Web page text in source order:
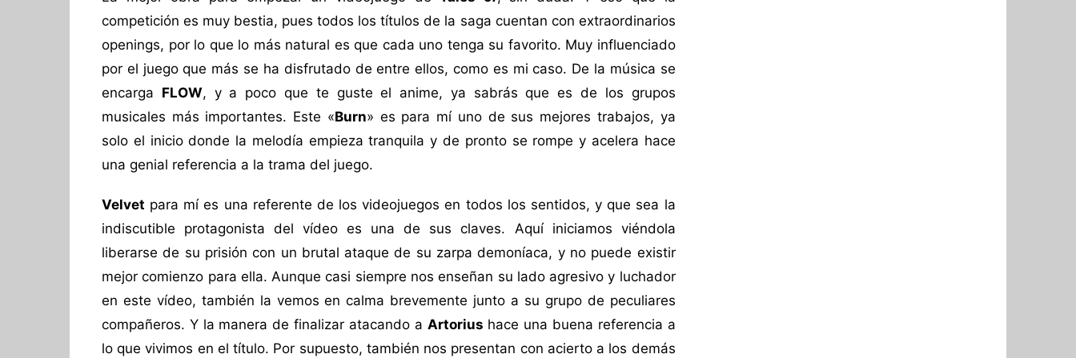
competición es muy bestia, pues todos los títulos de la saga cuentan con extraordinarios
openings, por lo que lo más natural es que cada uno tenga su favorito. Muy influenciado
por el juego que más se ha disfrutado de entre ellos, como es mi caso. De la música se
encarga FLOW, y a poco que te guste el anime, ya sabrás que es de los grupos
musicales más importantes. Este «Burn» es para mí uno de sus mejores trabajos, ya
solo el inicio donde la melodía empieza tranquila y de pronto se rompe y acelera hace
una genial referencia a la trama del juego.
Velvet para mí es una referente de los videojuegos en todos los sentidos, y que sea la
indiscutible protagonista del vídeo es una de sus claves. Aquí iniciamos viéndola
liberarse de su prisión con un brutal ataque de su zarpa demoníaca, y no puede existir
mejor comienzo para ella. Aunque casi siempre nos enseñan su lado agresivo y luchador
en este vídeo, también la vemos en calma brevemente junto a su grupo de peculiares
compañeros. Y la manera de finalizar atacando a Artorius hace una buena referencia a
lo que vivimos en el título. Por supuesto, también nos presentan con acierto a los demás